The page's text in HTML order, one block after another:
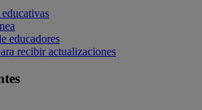
educadores
recibir actualizaciones